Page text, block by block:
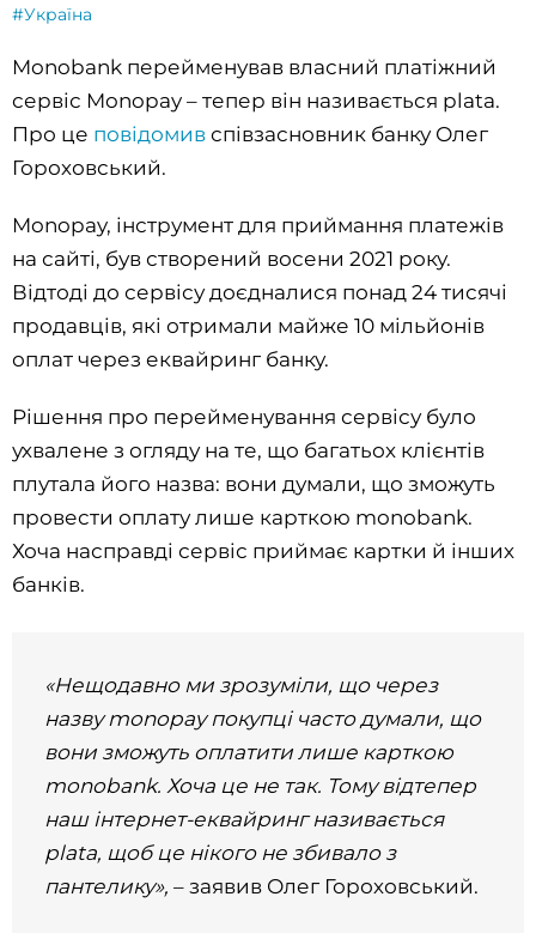
#Україна
Monobank перейменував власний платіжний
сервіс Monopay – тепер він називається plata.
Про це повідомив співзасновник банку Олег
Гороховський.
Monopay, інструмент для приймання платежів
на сайті, був створений восени 2021 року.
Відтоді до сервісу доєдналися понад 24 тисячі
продавців, які отримали майже 10 мільйонів
оплат через еквайринг банку.
Рішення про перейменування сервісу було
ухвалене з огляду на те, що багатьох клієнтів
плутала його назва: вони думали, що зможуть
провести оплату лише карткою monobank.
Хоча насправді сервіс приймає картки й інших
банків.
«Нещодавно ми зрозуміли, що через
назву monopay покупці часто думали, що
вони зможуть оплатити лише карткою
monobank. Хоча це не так. Тому відтепер
наш інтернет-еквайринг називається
plata, щоб це нікого не збивало з
пантелику», – заявив Олег Гороховський.